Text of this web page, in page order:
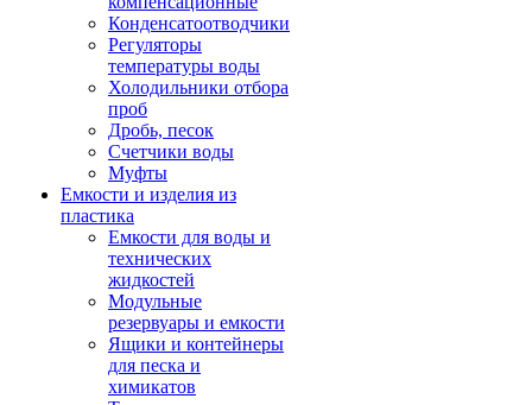
Конденсатоотводчики
Регуляторы
температуры воды
Холодильники отбора
проб
Дробь, песок
Счетчики воды
Муфты
Емкости и изделия из
пластика
Емкости для воды и
технических
жидкостей
Модульные
резервуары и емкости
Ящики и контейнеры
для песка и
химикатов